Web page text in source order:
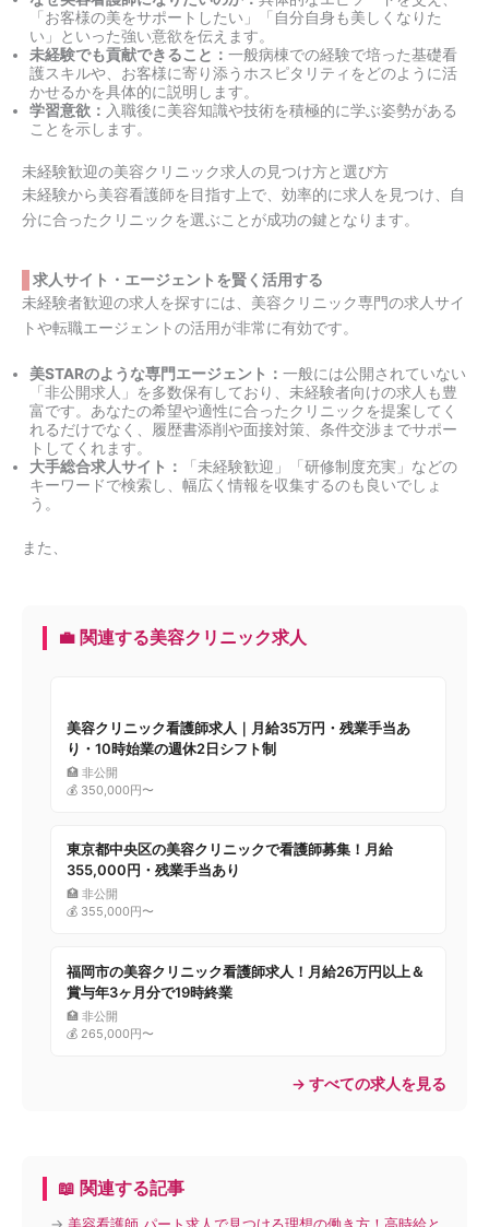
「お客様の美をサポートしたい」「自分自身も美しくなりた
い」といった強い意欲を伝えます。
未経験でも貢献できること： 一般病棟での経験で培った基礎看
護スキルや、お客様に寄り添うホスピタリティをどのように活
かせるかを具体的に説明します。
学習意欲： 入職後に美容知識や技術を積極的に学ぶ姿勢がある
ことを示します。
未経験歓迎の美容クリニック求人の見つけ方と選び方
未経験から美容看護師を目指す上で、効率的に求人を見つけ、自
分に合ったクリニックを選ぶことが成功の鍵となります。
求人サイト・エージェントを賢く活用する
未経験者歓迎の求人を探すには、美容クリニック専門の求人サイ
トや転職エージェントの活用が非常に有効です。
美STARのような専門エージェント： 一般には公開されていない
「非公開求人」を多数保有しており、未経験者向けの求人も豊
富です。あなたの希望や適性に合ったクリニックを提案してく
れるだけでなく、履歴書添削や面接対策、条件交渉までサポー
トしてくれます。
大手総合求人サイト：
「未経験歓迎」「研修制度充実」などの
キーワードで検索し、幅広く情報を収集するのも良いでしょ
う。
また、
💼 関連する美容クリニック求人
美容クリニック看護師求人｜月給35万円・残業手当あ
り・10時始業の週休2日シフト制
🏥 非公開
💰 350,000円〜
東京都中央区の美容クリニックで看護師募集！月給
355,000円・残業手当あり
🏥 非公開
💰 355,000円〜
福岡市の美容クリニック看護師求人！月給26万円以上＆
賞与年3ヶ月分で19時終業
🏥 非公開
💰 265,000円〜
→ すべての求人を見る
📖 関連する記事